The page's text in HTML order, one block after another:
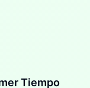
Tiempo